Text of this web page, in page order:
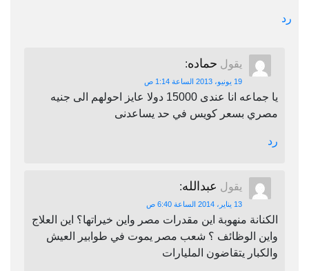
رد
يقول حماده:
19 يونيو، 2013 الساعة 1:14 ص
يا جماعه انا عندى 15000 دولا عايز احولهم الى جنيه
مصري بسعر كويس في حد يساعدنى
رد
يقول عبدالله:
13 يناير، 2014 الساعة 6:40 ص
الكنانة منهوبة اين مقدرات مصر واين خيراتها؟ اين العلاج
واين الوظائف ؟ شعب مصر يموت في طوابير العيش
والكبار يتقاضون المليارات